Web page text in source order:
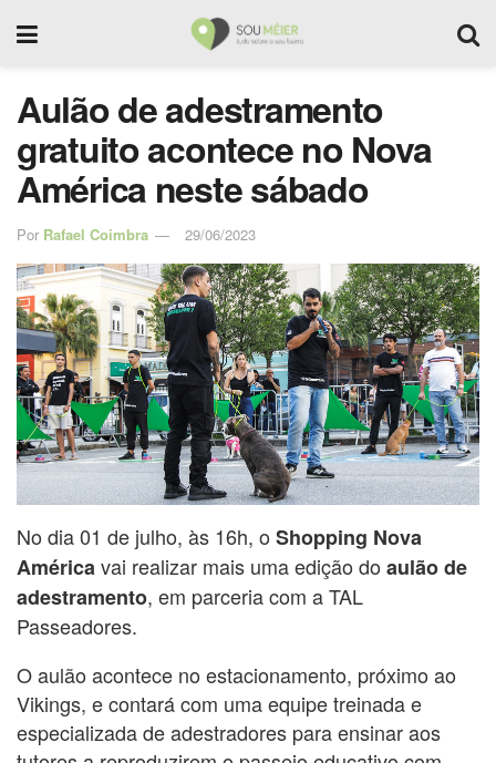
Aulão de adestramento
gratuito acontece no Nova
América neste sábado
Por Rafael Coimbra 29/06/2023
No dia 01 de julho, às 16h, o Shopping Nova
Américavai realizar mais uma edição do aulão de
adestramento, em parceria com a TAL
Passeadores.
O aulão acontece no estacionamento, próximo ao
Vikings, e contará com uma equipe treinada e
especializada de adestradores para ensinar aos